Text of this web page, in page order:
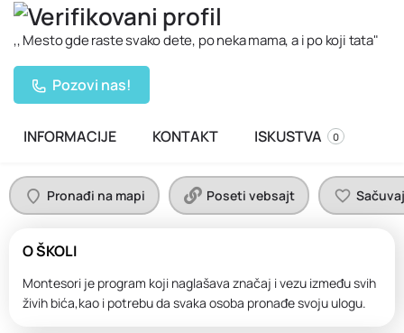
,, Mesto gde raste svako dete, po neka mama, a i po koji tata"
Pozovi nas!
INFORMACIJE KONTAKT ISKUSTVA 0
Pronađi na mapi Poseti vebsajt
O ŠKOLI
Montesori je program koji naglašava značaj i vezu između svih
živih bića,kao i potrebu da svaka osoba pronađe svoju ulogu.